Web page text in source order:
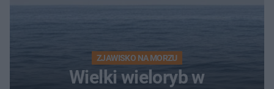
ZJAWISKO NA MORZU
Wielki wieloryb w